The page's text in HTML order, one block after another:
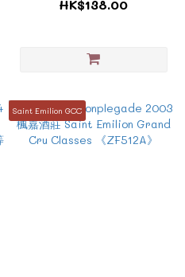
HK$138.00
Saint Emilion GCC